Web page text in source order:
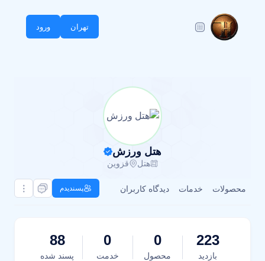
تهران ورود
هتل ورزش
هتل قزوین
محصولات خدمات دیدگاه کاربران پسندیدم
223
بازدید
0
محصول
0
خدمت
88
پسند شده